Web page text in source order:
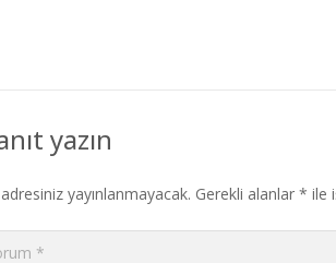
yazın
yayınlanmayacak. Gerekli alanlar * ile